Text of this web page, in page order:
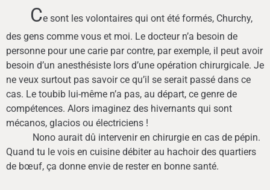
Ce sont les volontaires qui ont été formés, Churchy,
des gens comme vous et moi. Le docteur n’a besoin de
personne pour une carie par contre, par exemple, il peut avoir
besoin d’un anesthésiste lors d’une opération chirurgicale. Je
ne veux surtout pas savoir ce qu’il se serait passé dans ce
cas. Le toubib lui-même n’a pas, au départ, ce genre de
compétences. Alors imaginez des hivernants qui sont
mécanos, glacios ou électriciens !
Nono aurait dû intervenir en chirurgie en cas de pépin.
Quand tu le vois en cuisine débiter au hachoir des quartiers
de bœuf, ça donne envie de rester en bonne santé.